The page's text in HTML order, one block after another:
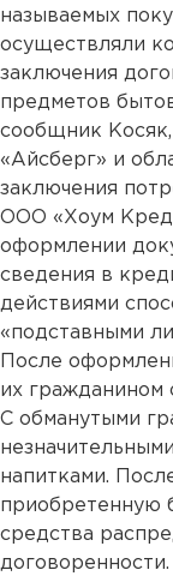
называемых
осуществляли
заключения
предметов
сообщник
«Айсберг» и
заключения
ООО «Хоум
оформлении
сведения в
действиями
«подставными
После
их гражданином
С обманутыми
напитками.
приобретенную
средства